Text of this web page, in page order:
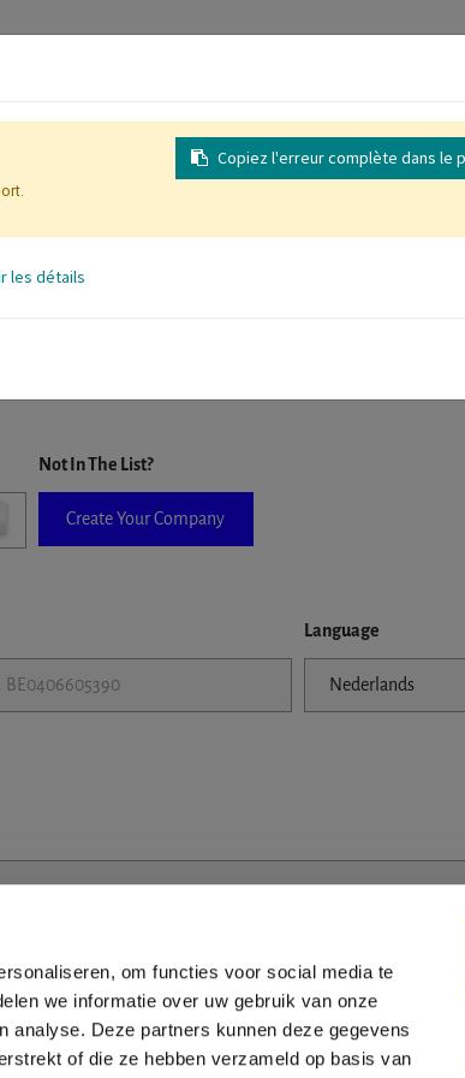
om functies voor social media te
we informatie over uw gebruik van onze
Deze partners kunnen deze gegevens
of die ze hebben verzameld op basis van
auto-complete the form. If you don't find your company
Not In The List?
Create Your Company
Language
Copiez l'erreur complète dans le
les détails